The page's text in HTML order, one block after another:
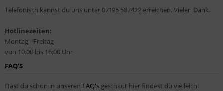
Telefonisch kannst du uns unter 07195 587422 erreichen. Vielen Dank.
Hotlinezeiten:
Montag - Freitag
von 10:00 bis 16:00 Uhr
FAQ'S
Hast du schon in unseren FAQ's geschaut hier findest du vielleicht